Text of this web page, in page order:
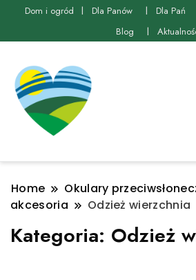
Dom i ogród Dla Panów Dla Pań
Blog
Home Okulary
akcesoria
Odzież wierzchnia
Kategoria: Odzież